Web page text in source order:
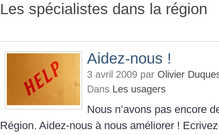
Les spécialistes dans la région
Aidez-nous !
3 avril 2009 par Olivier
Dans Les usagers
Nous n’avons pas encore
Région. Aidez-nous à nous améliorer !